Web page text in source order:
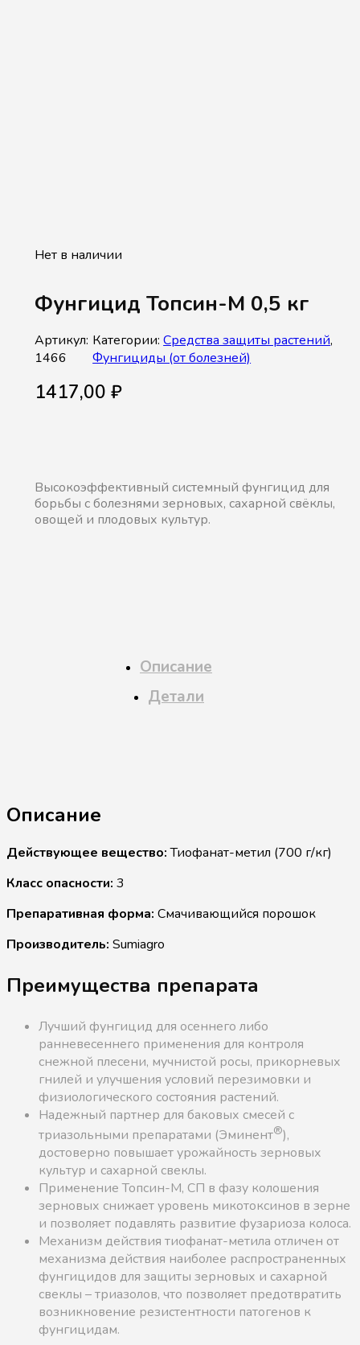
Фунгицид Топсин-М 0,5 кг
1417,00 ₽
Высокоэффективный системный фунгицид для
борьбы с болезнями зерновых, сахарной свёклы,
овощей и плодовых культур.
Нет в наличии
Артикул:
1466
Категории:Средства защиты растений,
Фунгициды (от болезней)
Описание
Детали
Описание
Действующее вещество:Тиофанат-метил (700 г/кг)
Класс опасности: 3
Препаративная форма: Смачивающийся порошок
Производитель: Sumiagro
Преимущества препарата
Лучший фунгицид для осеннего либо
ранневесеннего применения для контроля
снежной плесени, мучнистой росы, прикорневых
гнилей и улучшения условий перезимовки и
физиологического состояния растений.
Надежный партнер для баковых смесей с
триазольными препаратами (Эминент®),
достоверно повышает урожайность зерновых
культур и сахарной свеклы.
Применение Топсин-М, СП в фазу колошения
зерновых снижает уровень микотоксинов в зерне
и позволяет подавлять развитие фузариоза колоса.
Механизм действия тиофанат-метила отличен от
механизма действия наиболее распространенных
фунгицидов для защиты зерновых и сахарной
свеклы – триазолов, что позволяет предотвратить
возникновение резистентности патогенов к
фунгицидам.